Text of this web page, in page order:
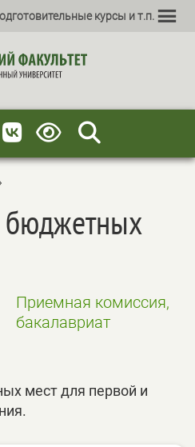
курсы и т.п.
бюджетных
Приемная комиссия,
бакалавриат
мест для первой и